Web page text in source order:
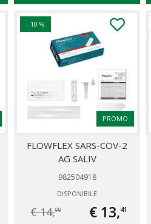
- 10 %
PROMO
FLOWFLEX SARS-COV-2
AG SALIV
982504918
DISPONIBILE
€ 14,90 € 13,41